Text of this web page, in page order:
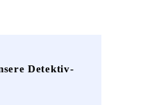
Detektiv-